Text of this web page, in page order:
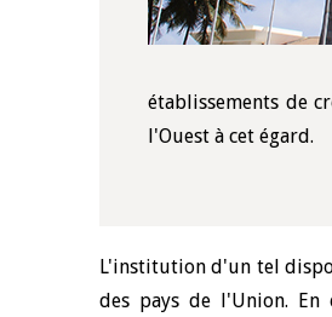
établissements de
l'Ouest à cet égard.
L'institution d'un tel
des pays de l'Union. En
2026, prononcée par son
Jean-Claude Kassi BROU